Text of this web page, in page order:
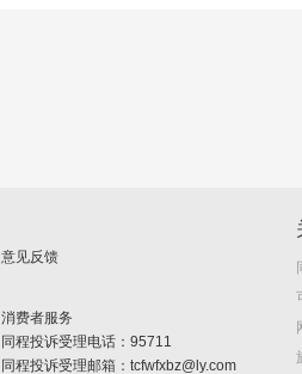
意见反馈
消费者服务
同程投诉受理电话：95711
同程投诉受理邮箱：tcfwfxbz@ly.com